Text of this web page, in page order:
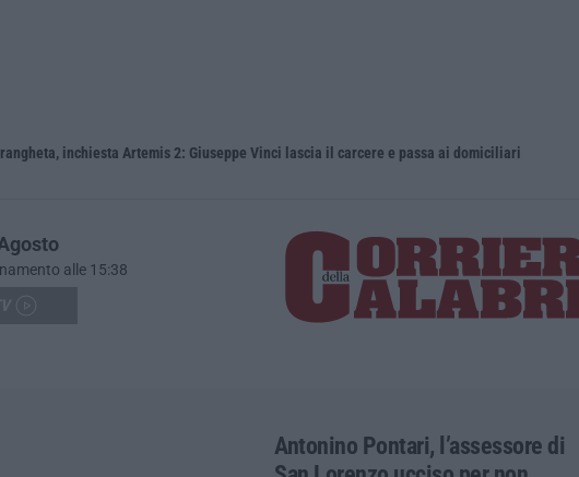
inchiesta Artemis 2: Giuseppe Vinci lascia il carcere e passa ai domiciliari
alle 15:38
Antonino Pontari, l’assessore di